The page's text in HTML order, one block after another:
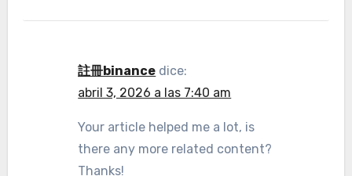
註冊binance dice:
abril 3, 2026 a las 7:40 am
Your article helped me a lot, is
there any more related content?
Thanks!